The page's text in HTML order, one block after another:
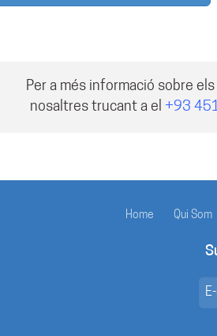
Per a més informació sobre
nosaltres trucant a el +93
Home Qui Som